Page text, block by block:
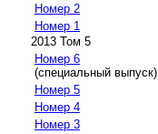
Номер 2
Номер 1
2013 Том 5
Номер 6
(специальный выпуск)
Номер 5
Номер 4
Номер 3